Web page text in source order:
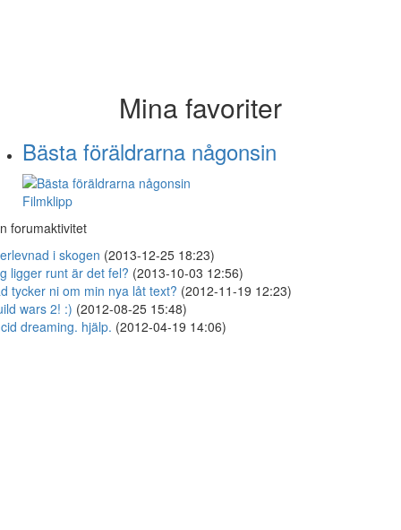
Mina favoriter
Bästa föräldrarna någonsin
Filmklipp
forumaktivitet
i skogen (2013-12-25 18:23)
ligger runt är det fel? (2013-10-03 12:56)
tycker ni om min nya låt text? (2012-11-19 12:23)
wars 2! :) (2012-08-25 15:48)
dreaming. hjälp. (2012-04-19 14:06)